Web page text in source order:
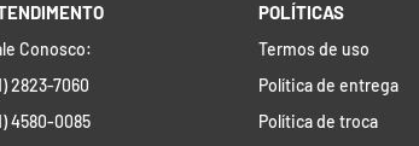
Conosco:
2823-7060
4580-0085
POLÍTICAS
Termos de uso
Política de entrega
Política de troca